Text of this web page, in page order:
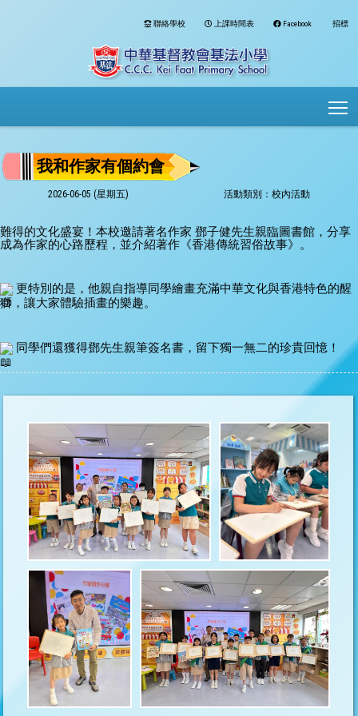
聯絡學校 上課時間表 Facebook 招標
我和作家有個約會
2026-06-05 (星期五) 活動類別：校內活動
難得的文化盛宴！本校邀請著名作家 鄧子健先生親臨圖書館，分享
成為作家的心路歷程，並介紹著作《香港傳統習俗故事》。
更特別的是，他親自指導同學繪畫充滿中華文化與香港特色的醒
獅，讓大家體驗插畫的樂趣。
同學們還獲得鄧先生親筆簽名書，留下獨一無二的珍貴回憶！